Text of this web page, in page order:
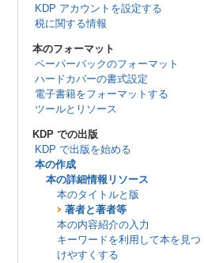
KDP アカウントを設定する
税に関する情報
本のフォーマット
ペーパーバックのフォーマット
ハードカバーの書式設定
電子書籍をフォーマットする
ツールとリソース
KDP での出版
KDP で出版を始める
本の作成
本の詳細情報リソース
本のタイトルと版
著者と著者等
本の内容紹介の入力
キーワードを利用して本を見つ
けやすくする